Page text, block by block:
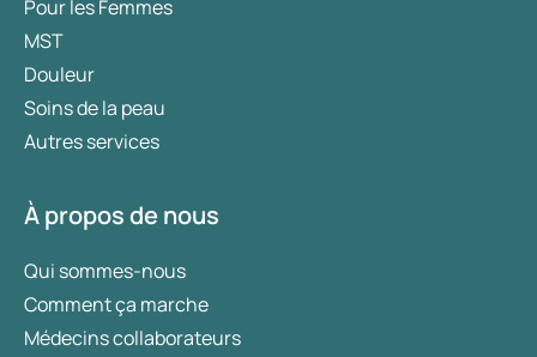
Pour les Femmes
MST
Douleur
Soins de la peau
Autres services
À propos de nous
Qui sommes-nous
Comment ça marche
Médecins collaborateurs